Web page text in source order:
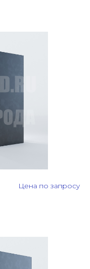
Цена по запросу